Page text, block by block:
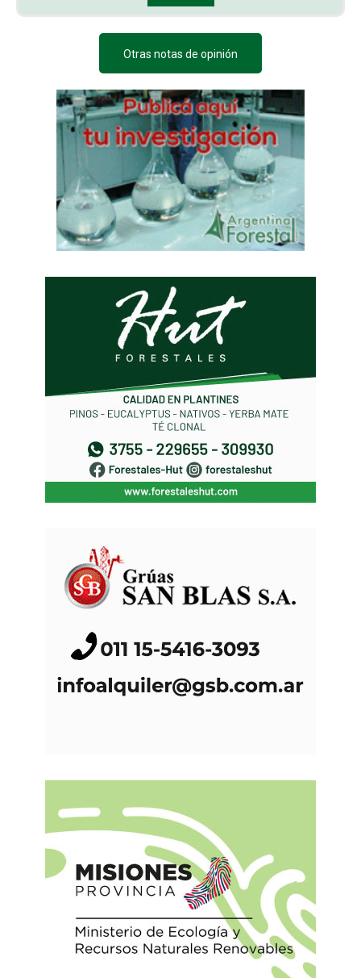
Otras notas de opinión